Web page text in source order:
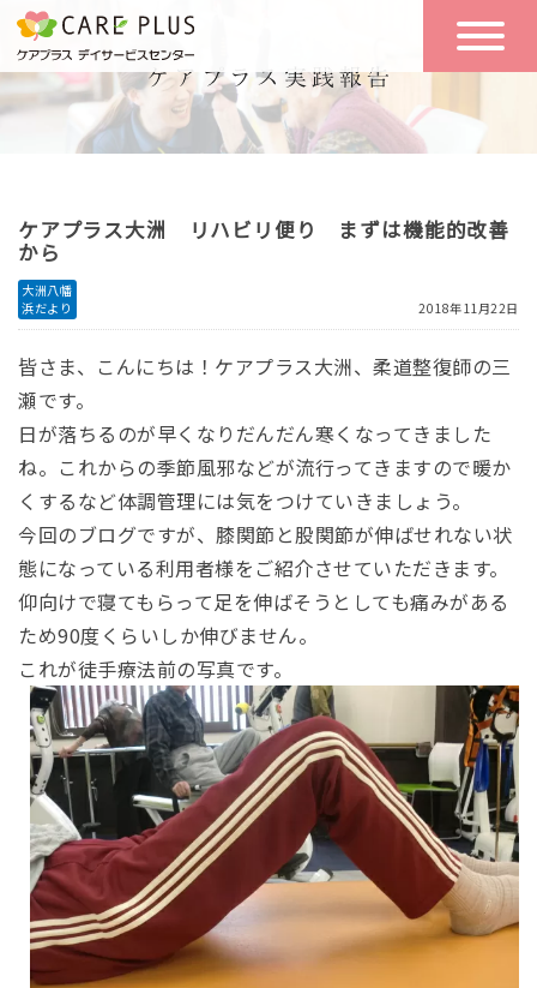
こんな方に
おすすめ
一日の流れ
一日体験
空き状況
お問い合わせ
ケアプラス大洲 リハビリ便り まずは機能的改善
から
大洲八幡
浜だより
2018年11月22日
皆さま、こんにちは！ ケアプラス大洲、柔道整復師の三
瀬です。
日が落ちるのが早くなりだんだん寒くなってきました
ね。 これからの季節風邪などが流行ってきますので暖か
くするなど体調管理には気をつけていきましょう。
今回のブログですが、 膝関節と股関節が伸ばせれない状
態になっている利用者様をご紹介させていただきます。
仰向けで寝てもらって足を伸ばそうとしても痛みがある
ため90度くらいしか伸びません。
これが徒手療法前の写真です。